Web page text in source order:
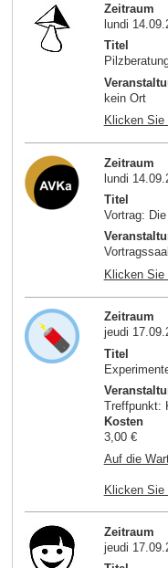
Zeitraum
lundi
Titel
kein Ort
Klicken Sie
Zeitraum
lundi
Titel
Vortrag:
Vortragssaal
Klicken Sie
Zeitraum
jeudi
Titel
Treffpunkt:
Kosten
3,00 €
Auf die
Klicken Sie
Zeitraum
jeudi